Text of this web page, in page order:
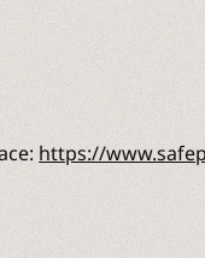
https://